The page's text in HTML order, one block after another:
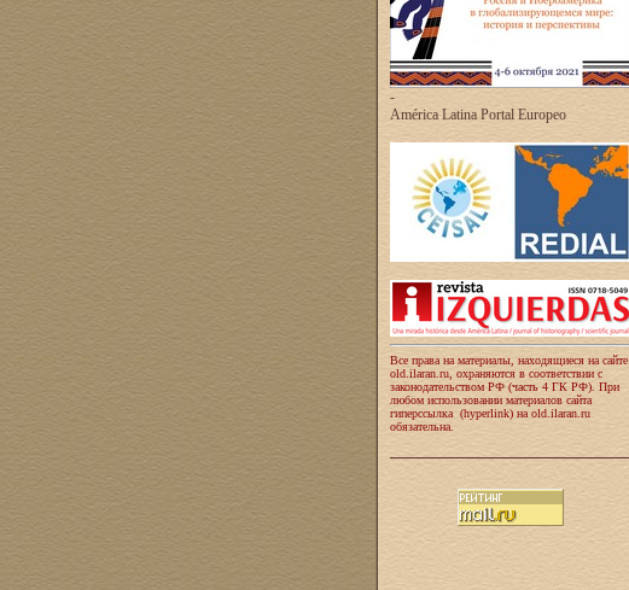
-
América Latina Portal Europeo
Все права на материалы, находящиеся на сайте
old.ilaran.ru, охраняются в соответствии с
законодательством РФ (часть 4 ГК РФ). При
любом использовании материалов сайта
гиперссылка (hyperlink) на old.ilaran.ru
обязательна.